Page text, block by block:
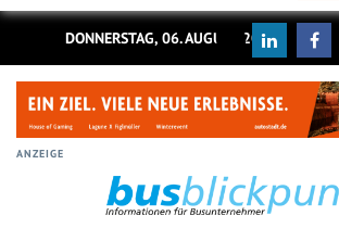
DONNERSTAG, 06. AUGUST 2026
ANZEIGE